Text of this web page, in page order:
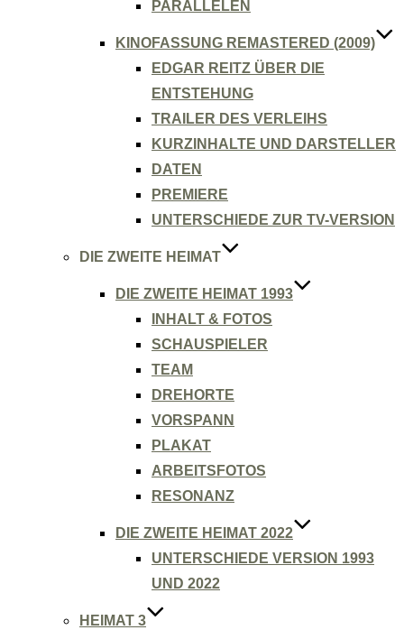
PARALLELEN
KINOFASSUNG REMASTERED (2009)
EDGAR REITZ ÜBER DIE
ENTSTEHUNG
TRAILER DES VERLEIHS
KURZINHALTE UND DARSTELLER
DATEN
PREMIERE
UNTERSCHIEDE ZUR TV-VERSION
DIE ZWEITE HEIMAT
DIE ZWEITE HEIMAT 1993
INHALT & FOTOS
SCHAUSPIELER
TEAM
DREHORTE
VORSPANN
PLAKAT
ARBEITSFOTOS
RESONANZ
DIE ZWEITE HEIMAT 2022
UNTERSCHIEDE VERSION 1993
UND 2022
HEIMAT 3